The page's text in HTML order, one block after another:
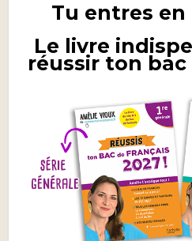
Tu entres en
Le livre
réussir ton bac